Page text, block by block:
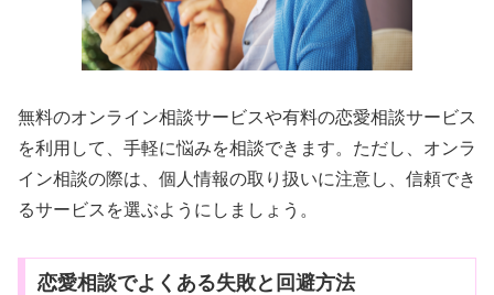
無料のオンライン相談サービスや有料の恋愛相談サービス
を利用して、手軽に悩みを相談できます。ただし、オンラ
イン相談の際は、個人情報の取り扱いに注意し、信頼でき
るサービスを選ぶようにしましょう。
恋愛相談でよくある失敗と回避方法